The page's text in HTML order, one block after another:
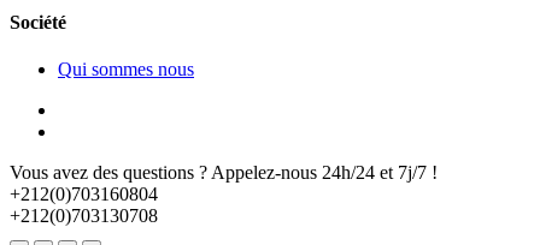
Société
Qui sommes nous
Vous avez des questions ? Appelez-nous 24h/24 et 7j/7 !
+212(0)703160804
+212(0)703130708